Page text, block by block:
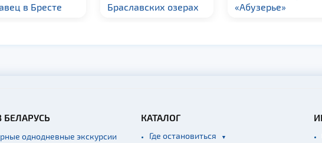
в Бресте
Браславских озерах
«Абузерье»
БЕЛАРУСЬ
однодневные экскурсии
КАТАЛОГ
Где остановиться